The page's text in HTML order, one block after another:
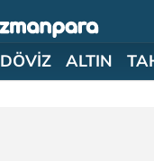
DÖVİZ ALTIN